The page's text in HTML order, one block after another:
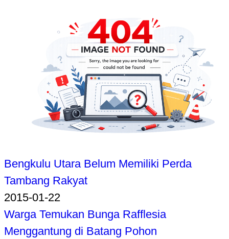
Bengkulu Utara Belum Memiliki Perda
Tambang Rakyat
2015-01-22
Warga Temukan Bunga Rafflesia
Menggantung di Batang Pohon